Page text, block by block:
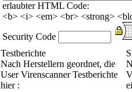
erlaubter HTML Code:
<b> <i> <em> <br> <strong>
Security Code
Testberichte
Nach Herstellern geordnet, die
User Virenscanner Testberichte
hier :